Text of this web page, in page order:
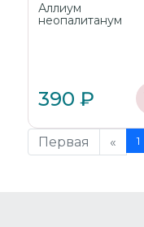
Аллиум
неопалитанум
390 ₽
Первая « 1